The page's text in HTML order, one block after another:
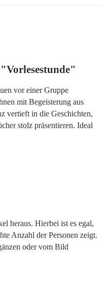
vor einer Gruppe
mit Begeisterung aus
vertieft in die Geschichten,
stolz präsentieren. Ideal
heraus. Hierbei ist es egal,
Anzahl der Personen zeigt.
oder vom Bild